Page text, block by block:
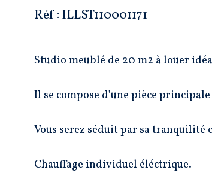
Réf : ILLST110001171
Studio meublé de 20 m2 à louer
Il se compose d'une pièce principale
Vous serez séduit par sa tranquilité
Chauffage individuel éléctrique.